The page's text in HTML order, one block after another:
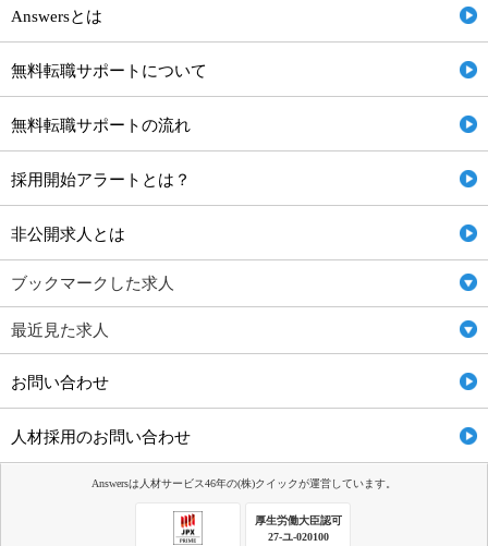
Answersとは
無料転職サポートについて
無料転職サポートの流れ
採用開始アラートとは？
非公開求人とは
ブックマークした求人
最近見た求人
お問い合わせ
人材採用のお問い合わせ
Answersは人材サービス46年の(株)クイックが運営しています。
厚生労働大臣認可
27-ユ-020100